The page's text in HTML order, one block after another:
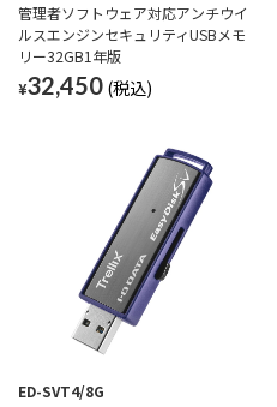
管理者ソフトウェア対応アンチウイ
ルスエンジンセキュリティUSBメモ
リー32GB1年版
¥32,450
ED-SVT4/8G